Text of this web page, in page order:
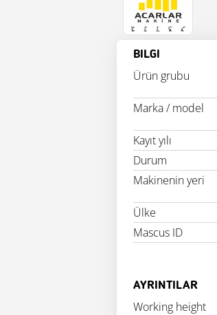
BILGI
Ürün grubu
Marka / model
Kayıt yılı
Durum
Makinenin yeri
Ülke
Mascus ID
AYRINTILAR
Working height